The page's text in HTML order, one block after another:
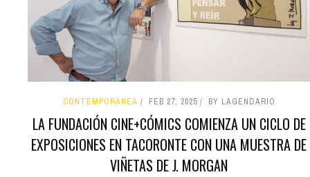
CONTEMPORÁNEA FEB 27, 2025 BY LAGENDARIO
LA FUNDACIÓN CINE+CÓMICS COMIENZA UN CICLO DE
EXPOSICIONES EN TACORONTE CON UNA MUESTRA DE
VIÑETAS DE J. MORGAN